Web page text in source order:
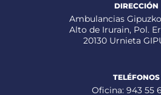
DIRECCIÓN
Ambulancias
Alto de Irurain, Pol.
20130 Urnieta
TELÉFONOS
Oficina: 943 55